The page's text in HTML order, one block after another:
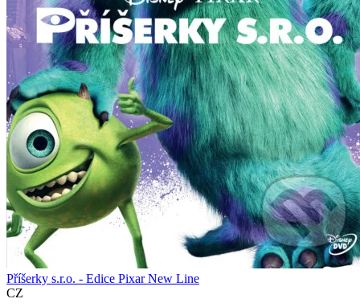
Příšerky s.r.o. - Edice Pixar New Line
CZ